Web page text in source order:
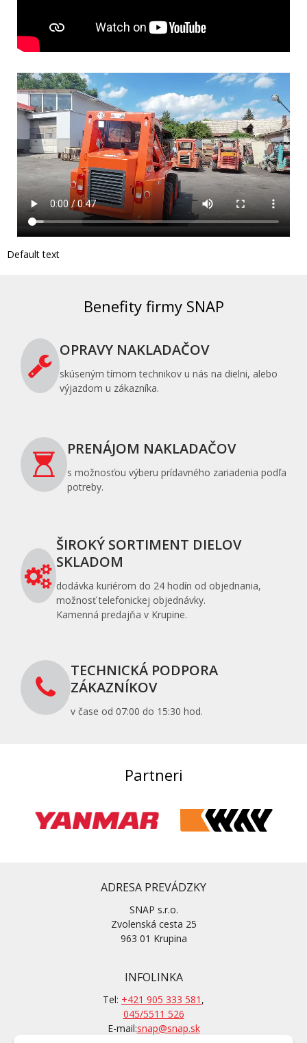
Default text
Benefity firmy SNAP
OPRAVY NAKLADAČOV
skúseným tímom technikov u nás na dielni, alebo
výjazdom u zákazníka.
PRENÁJOM NAKLADAČOV
s možnosťou výberu prídavného zariadenia podľa
potreby.
ŠIROKÝ SORTIMENT DIELOV
SKLADOM
dodávka kuriérom do 24 hodín od objednania,
možnosť telefonickej objednávky.
Kamenná predajňa v Krupine.
TECHNICKÁ PODPORA
ZÁKAZNÍKOV
v čase od 07:00 do 15:30 hod.
Partneri
ADRESA PREVÁDZKY
SNAP s.r.o.
Zvolenská cesta 25
963 01 Krupina
INFOLINKA
Tel: +421 905 333 581 ,
045/5511 526
E-mail:snap@snap.sk